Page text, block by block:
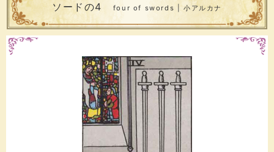
ソードの4 four of swords | 小アルカナ